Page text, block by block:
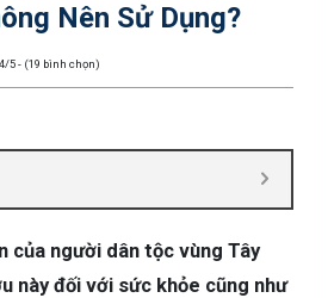
Nên Sử Dụng?
5 - (19 bình chọn)
của người dân tộc vùng Tây
này đối với sức khỏe cũng như